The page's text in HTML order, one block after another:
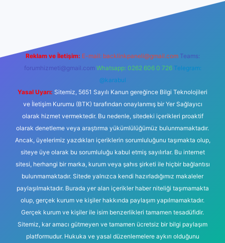
Reklam ve İletişim: E-mail: backlinkpaneli@gmail.com Teams:
forumhizmeti@gmail.com Whatsapp: 0262 606 0 726 Telegram:
@karabul
Yasal Uyarı: Sitemiz, 5651 Sayılı Kanun gereğince Bilgi Teknolojileri
ve İletişim Kurumu (BTK) tarafından onaylanmış bir Yer Sağlayıcı
olarak hizmet vermektedir. Bu nedenle, sitedeki içerikleri proaktif
olarak denetleme veya araştırma yükümlülüğümüz bulunmamaktadır.
Ancak, üyelerimiz yazdıkları içeriklerin sorumluluğunu taşımakta olup,
siteye üye olarak bu sorumluluğu kabul etmiş sayılırlar. Bu internet
sitesi, herhangi bir marka, kurum veya şahıs şirketi ile hiçbir bağlantısı
bulunmamaktadır. Sitede yalnızca kendi hazırladığımız makaleler
paylaşılmaktadır. Burada yer alan içerikler haber niteliği taşımamakta
olup, gerçek kurum ve kişiler hakkında paylaşım yapılmamaktadır.
Gerçek kurum ve kişiler ile isim benzerlikleri tamamen tesadüfidir.
Sitemiz, kar amacı gütmeyen ve tamamen ücretsiz bir bilgi paylaşım
platformudur. Hukuka ve yasal düzenlemelere aykırı olduğunu